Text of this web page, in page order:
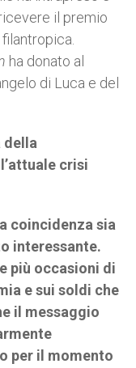
il premio
ha donato al
di Luca e del
della
crisi
coincidenza sia
interessante.
più occasioni di
e sui soldi che
il messaggio
per il momento